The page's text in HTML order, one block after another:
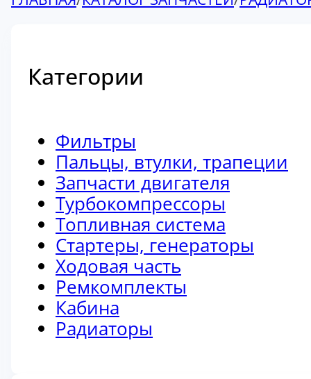
Категории
Фильтры
Пальцы, втулки, трапеции
Запчасти двигателя
Турбокомпрессоры
Топливная система
Стартеры, генераторы
Ходовая часть
Ремкомплекты
Кабина
Радиаторы